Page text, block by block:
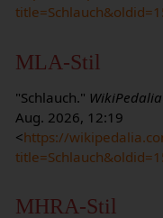
MLA-Stil
"Schlauch." WikiPedalia
Aug. 2026, 12:19
<https://
MHRA-Stil